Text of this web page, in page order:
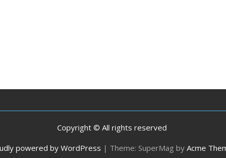
Copyright © All rights reserved
powered by WordPress | Theme: SuperMag by Acme